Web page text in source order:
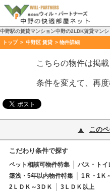
中野駅の賃貸マンション中野の2LDK賃貸マン
トップ > 中野区 賃貸 > 物件詳細
こちらの物件は掲
条件を変えて、再度
この
こだわり条件で探す
ペット相談可物件特集 バス・トイ
築浅・5年以内物件特集
1Ｒ・1Ｋ
2ＬＤＫ～3ＤＫ
3ＬＤＫ以上